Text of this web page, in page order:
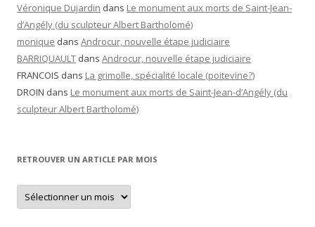
Véronique Dujardin dans Le monument aux morts de Saint-Jean-
d’Angély (du sculpteur Albert Bartholomé)
monique dans Androcur, nouvelle étape judiciaire
BARRIQUAULT dans Androcur, nouvelle étape judiciaire
FRANCOIS dans La grimolle, spécialité locale (poitevine?)
DROIN dans Le monument aux morts de Saint-Jean-d’Angély (du
sculpteur Albert Bartholomé)
RETROUVER UN ARTICLE PAR MOIS
Retrouver
un
article